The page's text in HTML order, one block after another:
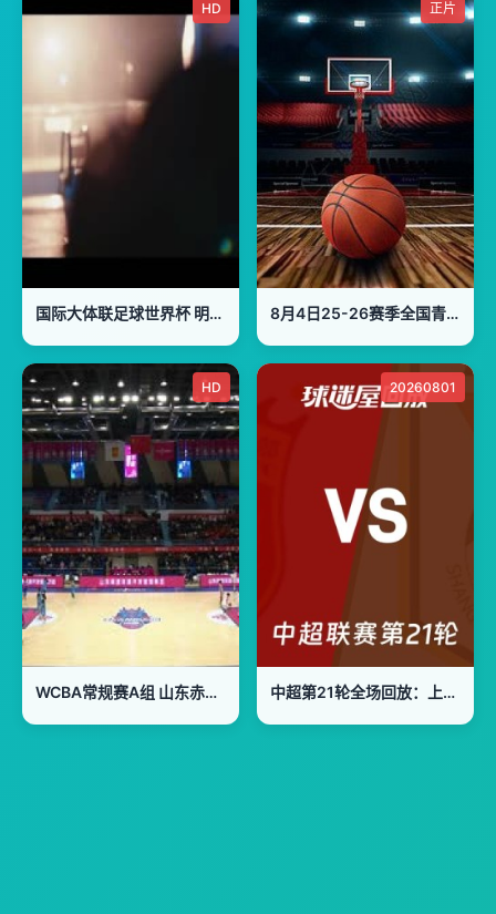
HD
国际大体联足球世界杯 明知大学vs共和国大学 20231031
正片
8月4日25-26赛季全国青年篮球联赛 四川锦城69VS63青岛国信海天
HD
WCBA常规赛A组 山东赤水河酒VS山西竹叶青酒 20250115
20260801
中超第21轮全场回放：上海海港vs山东泰山